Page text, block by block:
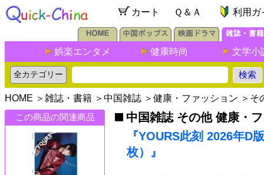
カート Ｑ＆Ａ 利用ガ
娯楽エンタメ 健康時尚 文学小
HOME ＞ 雑誌・書籍 ＞ 中国雑誌 ＞ 健康・ファッション ＞ そ
この商品の関連商品
中国雑誌 その他 健康・
『YOURS此刻 2026年D
枚）』